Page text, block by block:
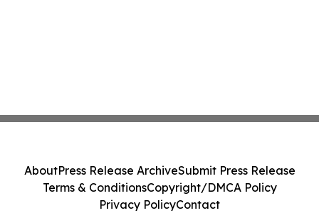
AboutPress Release ArchiveSubmit Press Release
Terms & ConditionsCopyright/DMCA Policy
Privacy PolicyContact